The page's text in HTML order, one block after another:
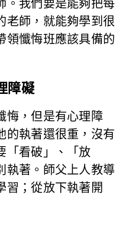
。我們要是能夠把每
老師，就能夠學到很
領懺悔班應該具備的
障礙
悔，但是有心理障
的執著還很重，沒有
「看破」、「放
執著。師父上人教導
習；從放下執著開